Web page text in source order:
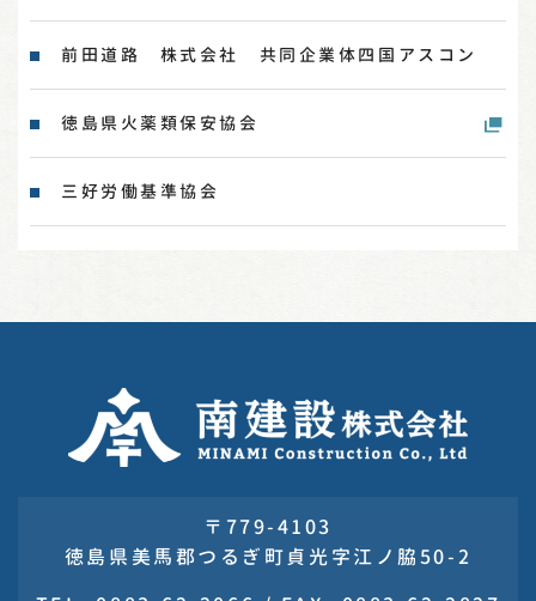
前田道路 株式会社 共同企業体四国アスコン
徳島県火薬類保安協会
三好労働基準協会
〒779-4103
徳島県美馬郡つるぎ町貞光字江ノ脇50-2